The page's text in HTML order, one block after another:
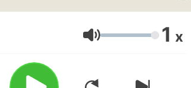
easily with modern language
learning techniques such as
Contextual Learning and
Pattern Recognition for
grammar.
Volumen 1 x